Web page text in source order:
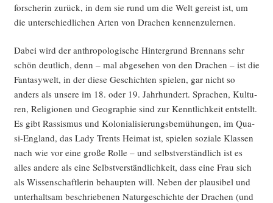
for­sche­rin zurück, in dem sie rund um die Welt gereist ist, um
die unter­schied­li­chen Arten von Dra­chen kennenzulernen.
Dabei wird der anthro­po­lo­gi­sche Hin­ter­grund Brenn­ans sehr
schön deut­lich, denn – mal abge­se­hen von den Dra­chen – ist die
Fan­ta­sy­welt, in der die­se Geschich­ten spie­len, gar nicht so
anders als unse­re im 18. oder 19. Jahr­hun­dert. Spra­chen, Kul­tu­
ren, Reli­gio­nen und Geo­gra­phie sind zur Kennt­lich­keit ent­stellt.
Es gibt Ras­sis­mus und Kolo­nia­li­sie­rungs­be­mü­hun­gen, im Qua­
si-Eng­land, das Lady Trents Hei­mat ist, spie­len sozia­le Klas­sen
nach wie vor eine gro­ße Rol­le – und selbst­ver­ständ­lich ist es
alles ande­re als eine Selbst­ver­ständ­lich­keit, dass eine Frau sich
als Wis­sen­schaft­le­rin behaup­ten will. Neben der plau­si­bel und
unter­halt­sam beschrie­be­nen Natur­ge­schich­te der Dra­chen (und